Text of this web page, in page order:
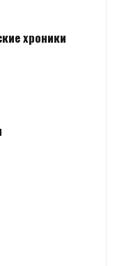
хроники